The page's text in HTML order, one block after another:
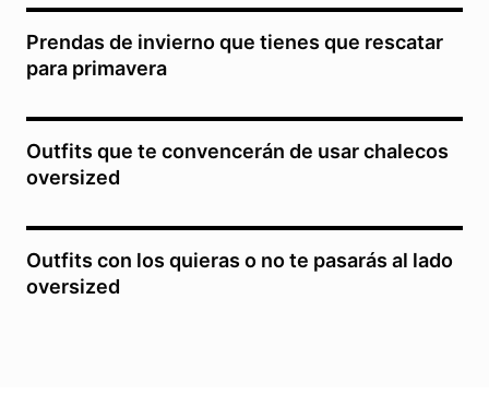
Prendas de invierno que tienes que rescatar
para primavera
Outfits que te convencerán de usar chalecos
oversized
Outfits con los quieras o no te pasarás al lado
oversized